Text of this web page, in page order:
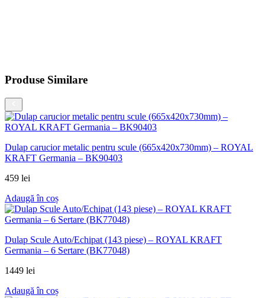
Produse Similare
Dulap carucior metalic pentru scule (665x420x730mm) – ROYAL
KRAFT Germania – BK90403
459 lei
Adaugă în coș
Dulap Scule Auto/Echipat (143 piese) – ROYAL KRAFT
Germania – 6 Sertare (BK77048)
1449 lei
Adaugă în coș